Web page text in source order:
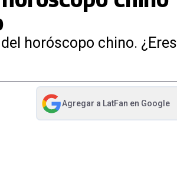
horóscopo chino. ¿Eres
Agregar a LatFan en Google
abre en nueva pestaña